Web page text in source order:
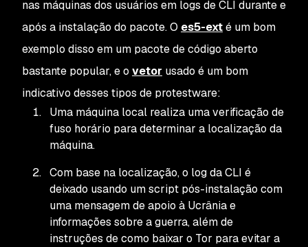
nas máquinas dos usuários em logs de CLI durante e
após a instalação do pacote. O es5-exté um bom
exemplo disso em um pacote de código aberto
bastante popular, e o vetor usado é um bom
indicativo desses tipos de protestware:
Uma máquina local realiza uma verificação de
fuso horário para determinar a localização da
máquina.
Com base na localização, o log da CLI é
deixado usando um script pós-instalação com
uma mensagem de apoio à Ucrânia e
informações sobre a guerra, além de
instruções de como baixar o Tor para evitar a